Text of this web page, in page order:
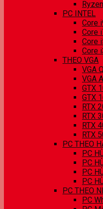
PC INTEL
Core
Core
Core
Core
THEO VGA
VGA
VGA
GTX
GTX
RTX
RTX
RTX
RTX
PC THEO
PC
PC
PC
PC
PC THEO
PC